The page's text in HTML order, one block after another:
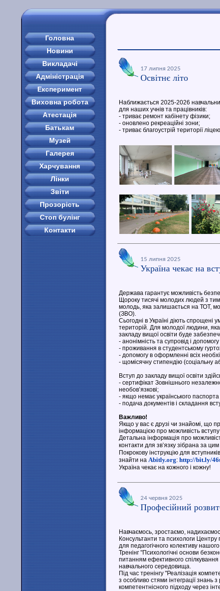
Головна
Новини
Викладачі
Адміністрація
Експеримент
Виховна робота
Атестація
Батькам
Музей
Галерея
Харчування
Лінки
Звіти
Прозорість
Стоп булінг
Контакти
17 липня 2025
Освітнє літо
Наближається 2025-2026
для наших учнів та працівників:
- триває ремонт кабінету фізики;
- оновлено рекреаційні зони;
- триває благоустрій території
15 липня 2025
Україна чекає на
Держава гарантує можливість
Щороку тисячі молодих людей з
молодь, яка залишається на ТОТ,
(ЗВО).
Сьогодні в Україні діють спрощені
територій. Для молодої людини, яка
закладу вищої освіти буде
- анонімність та супровід і
- проживання в студентському
- допомогу в оформленні всіх
- щомісячну стипендію (соціальну
Вступ до закладу вищої освіти
- сертифікат Зовнішнього
необовʼязкові;
- якщо немає українського
- подача документів і складання
Важливо!
Якщо у вас є друзі чи знайомі, що
інформацією про можливість вступу
Детальна інформація про
контакти для звʼязку зібрана за
Покрокову інструкцію для
знайти на Abitly.org: http://bit.ly/
Україна чекає на кожного і кожну!
24 червня 2025
Професійний
Навчаємось, зростаємо,
Консультанти та психологи Центру
для педагогічного колективу
Тренінг "Психологічні основи
питанням ефективного
навчального середовища.
Під час тренінгу "Реалізація
з особливо стями інтеграції знань
компетентнісного підходу через